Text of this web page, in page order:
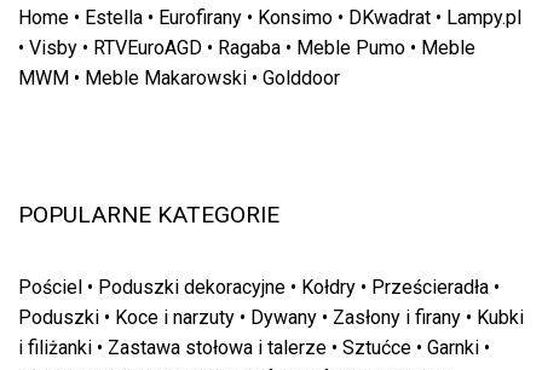
Home • Estella • Eurofirany • Konsimo • DKwadrat • Lampy.pl
• Visby • RTVEuroAGD • Ragaba • Meble Pumo • Meble
MWM • Meble Makarowski • Golddoor
POPULARNE KATEGORIE
Pościel • Poduszki dekoracyjne • Kołdry • Prześcieradła •
Poduszki • Koce i narzuty • Dywany • Zasłony i firany • Kubki
i filiżanki • Zastawa stołowa i talerze • Sztućce • Garnki •